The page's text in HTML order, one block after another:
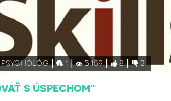
psychológ 1 5459 8 2
S ÚSPECHOM"